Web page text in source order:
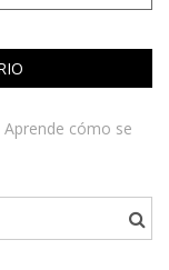
Aprende cómo se